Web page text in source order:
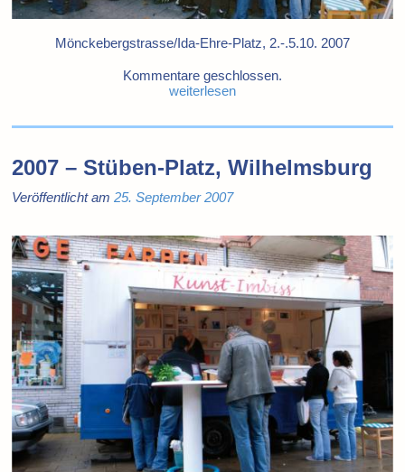
Mönckebergstrasse/Ida-Ehre-Platz, 2.-.5.10. 2007
Kommentare geschlossen.
weiterlesen
2007 – Stüben-Platz, Wilhelmsburg
Veröffentlicht am25. September 2007